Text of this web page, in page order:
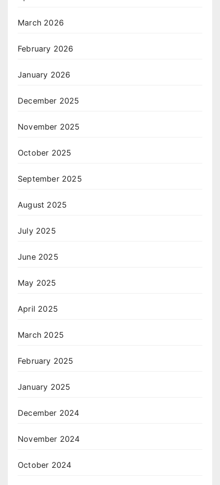
March 2026
February 2026
January 2026
December 2025
November 2025
October 2025
September 2025
August 2025
July 2025
June 2025
May 2025
April 2025
March 2025
February 2025
January 2025
December 2024
November 2024
October 2024